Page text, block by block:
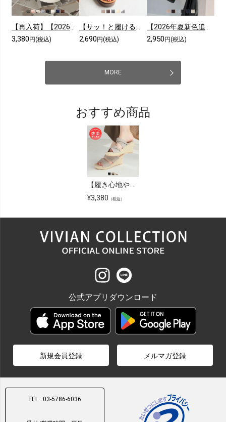
【再入荷】【2026年夏新色追加】シアークロスフリル厚底ストラップサンダル
3,380 円(税込)
【サッ！と履ける】【2026年夏新色追加】厚底コンフォートクロスサンダル
2,690 円(税込)
【2026年夏新色追加】スクエアトゥニットミュールサンダル
2,950 円(税込)
MORE
おすすめ商品
【履き心地やみつき感激】ツイストデザインウェッジ感激サンダル
¥3,380 （税込）
公式アプリダウンロード
新規会員登録 メルマガ登録
TEL : 03-5786-6036